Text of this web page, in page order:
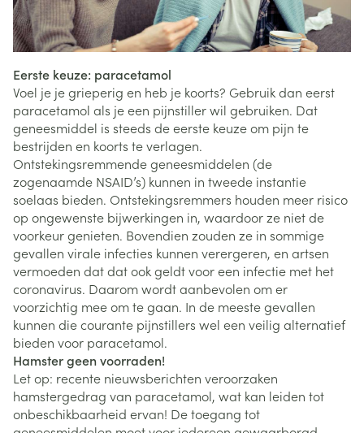
Eerste keuze: paracetamol
Voel je je grieperig en heb je koorts? Gebruik dan eerst
paracetamol als je een pijnstiller wil gebruiken. Dat
geneesmiddel is steeds de eerste keuze om pijn te
bestrijden en koorts te verlagen.
Ontstekingsremmende geneesmiddelen (de
zogenaamde NSAID’s) kunnen in tweede instantie
soelaas bieden. Ontstekingsremmers houden meer risico
op ongewenste bijwerkingen in, waardoor ze niet de
voorkeur genieten. Bovendien zouden ze in sommige
gevallen virale infecties kunnen verergeren, en artsen
vermoeden dat dat ook geldt voor een infectie met het
coronavirus. Daarom wordt aanbevolen om er
voorzichtig mee om te gaan. In de meeste gevallen
kunnen die courante pijnstillers wel een veilig alternatief
bieden voor paracetamol.
Hamster geen voorraden!
Let op: recente nieuwsberichten veroorzaken
hamstergedrag van paracetamol, wat kan leiden tot
onbeschikbaarheid ervan! De toegang tot